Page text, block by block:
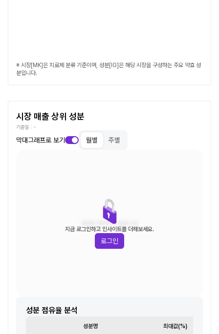
※ 시장[MK]은 치료제 분류 기준이며, 성분[IG]은 해당 시장을 구성하는 주요 약효 성
분입니다.
시장 매출 상위 성분
기준일 : -
막대그래프로 보기 월별 주별
조회된 데이터가 없습니다.
지금 로그인하고 인사이트를 더해보세요.
로그인
성분 점유율 분석
성분명 최대값(%)